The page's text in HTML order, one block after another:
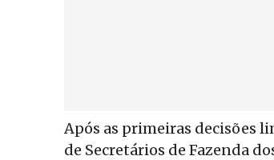
Após as primeiras decisões
de Secretários de Fazenda